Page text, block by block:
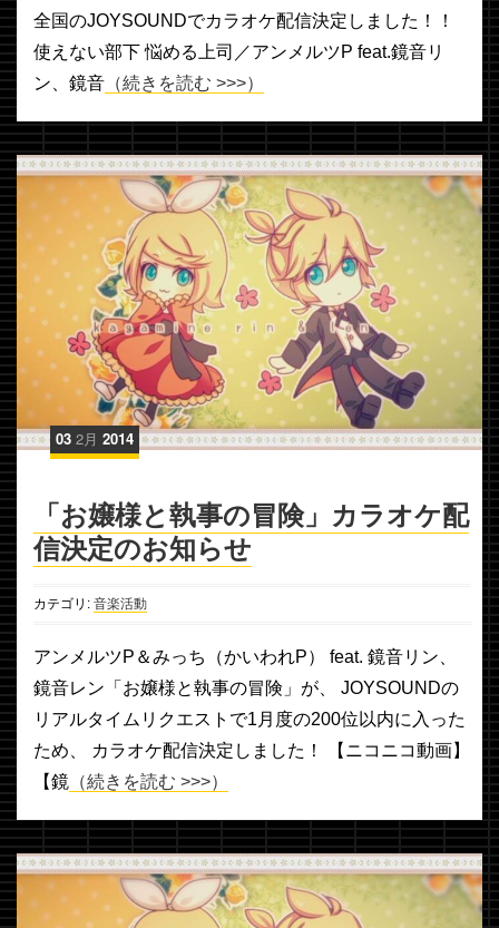
全国のJOYSOUNDでカラオケ配信決定しました！！
使えない部下 悩める上司／アンメルツP feat.鏡音リ
ン、鏡音 （続きを読む >>>）
03 2月 2014
「お嬢様と執事の冒険」カラオケ配
信決定のお知らせ
カテゴリ: 音楽活動
アンメルツP＆みっち（かいわれP） feat. 鏡音リン、
鏡音レン「お嬢様と執事の冒険」が、 JOYSOUNDの
リアルタイムリクエストで1月度の200位以内に入った
ため、 カラオケ配信決定しました！ 【ニコニコ動画】
【鏡 （続きを読む >>>）